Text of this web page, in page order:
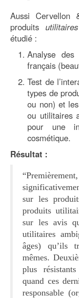
Aussi Cervellon
produits utilitaires
étudié :
Analyse
français
Test de
types de
ou non) et
ou utilitaires
pour une
cosmétique.
Résultat :
sur les
produits
sur les avis
utilitaires
âges) qu’ils
mêmes.
plus
quand ces
responsable